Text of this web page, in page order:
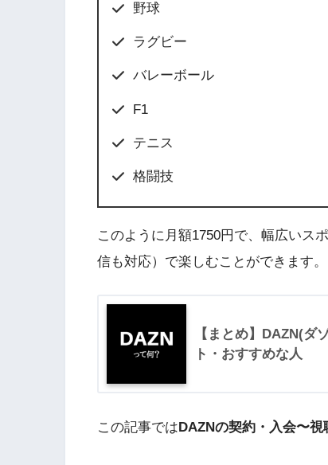
野球
ラグビー
バレーボール
F1
テニス
格闘技
このように月額1750円で、幅広いス
信も対応）で楽しむことができます。
【まとめ】DAZN(ダ
ト・おすすめな人
この記事ではDAZNの契約・入会〜